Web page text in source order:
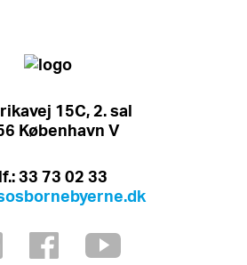
15C, 2. sal
København V
33 73 02 33